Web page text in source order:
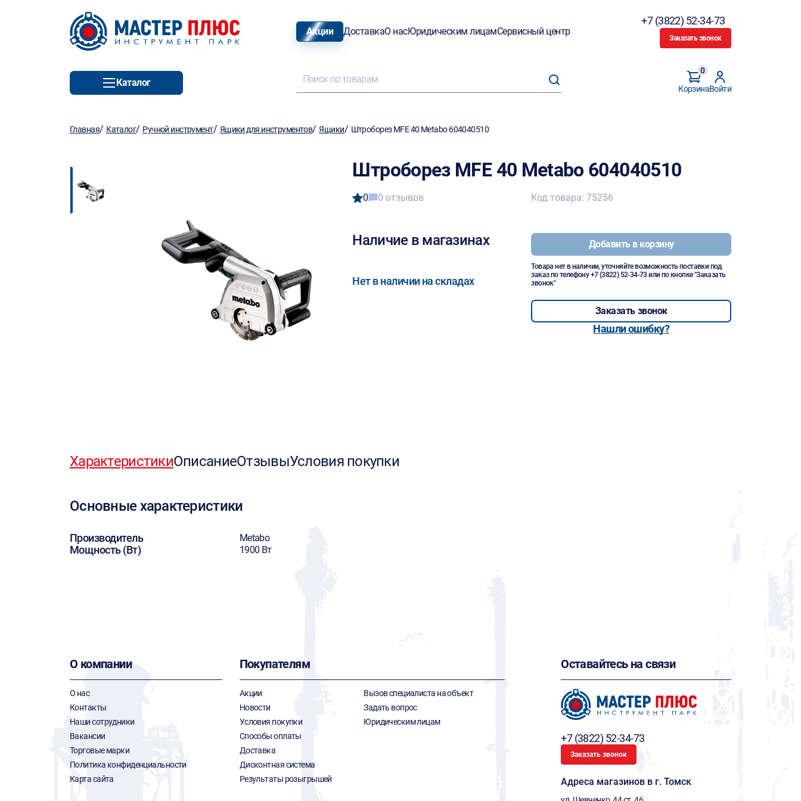
Акции ДоставкаО насЮридическим лицамСервисный центр
+7 (3822) 52-34-73
Заказать звонок
Каталог
Корзина
0
Войти
Главная/ Каталог/ Ручной инструмент/ Ящики для инструментов/Ящики/ Штроборез MFE 40 Metabo 604040510
Штроборез MFE 40 Metabo 604040510
0 0 отзывов
Наличие в магазинах
Нет в наличии на складах
Код товара: 75256
Добавить в корзину
Товара нет в наличии, уточняйте возможность поставки под
заказ по телефону+7 (3822) 52-34-73 или по кнопке "Заказать
звонок"
Заказать звонок
Нашли ошибку?
ХарактеристикиОписаниеОтзывыУсловия покупки
Основные характеристики
Производитель Metabo
Мощность (Вт) 1900 Вт
О компании
О нас
Контакты
Наши сотрудники
Вакансии
Торговые марки
Политика конфиденциальности
Карта сайта
Покупателям
Акции
Новости
Условия покупки
Способы оплаты
Доставка
Дисконтная система
Результаты розыгрышей
Вызов специалиста на объект
Задать вопрос
Юридическим лицам
Оставайтесь на связи
+7 (3822) 52-34-73
Заказать звонок
Адреса магазинов в г. Томск